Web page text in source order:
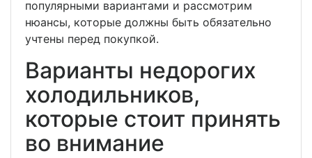
популярными вариантами и рассмотрим
нюансы, которые должны быть обязательно
учтены перед покупкой.
Варианты недорогих
холодильников,
которые стоит принять
во внимание